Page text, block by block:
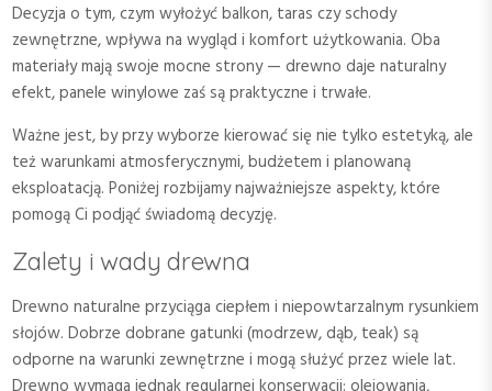
Decyzja o tym, czym wyłożyć balkon, taras czy schody
zewnętrzne, wpływa na wygląd i komfort użytkowania. Oba
materiały mają swoje mocne strony — drewno daje naturalny
efekt, panele winylowe zaś są praktyczne i trwałe.
Ważne jest, by przy wyborze kierować się nie tylko estetyką, ale
też warunkami atmosferycznymi, budżetem i planowaną
eksploatacją. Poniżej rozbijamy najważniejsze aspekty, które
pomogą Ci podjąć świadomą decyzję.
Zalety i wady drewna
Drewno naturalne przyciąga ciepłem i niepowtarzalnym rysunkiem
słojów. Dobrze dobrane gatunki (modrzew, dąb, teak) są
odporne na warunki zewnętrzne i mogą służyć przez wiele lat.